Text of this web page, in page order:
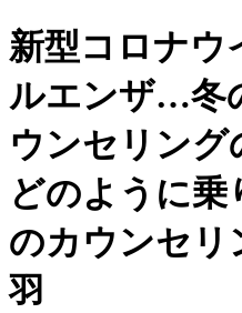
新型コロナ
ルエンザ…冬
ウンセリン
どのように乗
のカウンセリ
羽